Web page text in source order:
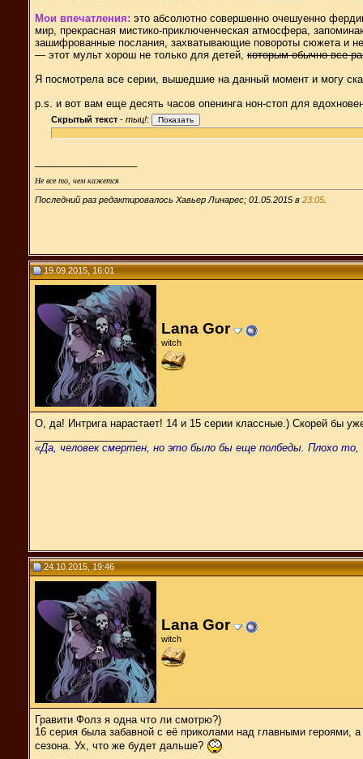
Мои впечатления: это абсолютно совершенно очешуенно
мир, прекрасная мистико-приключенческая атмосфера,
зашифрованные послания, захватывающие повороты сюжета и
— этот мульт хорош не только для детей, которым обычно все
Я посмотрела все серии, вышедшие на данный момент и могу
p.s. и вот вам еще десять часов опенинга нон-стоп для
Скрытый текст - тыц!:
Не все то, чем кажется
Последний раз редактировалось Хавьер Линарес; 01.05.2015 в 23:05
19.09.2015, 16:01
Lana Gor
witch
О, да! Интрига нарастает! 14 и 15 серии классные.) Скорей бы
«Да, человек смертен, но это было бы еще полбеды. Плохо
24.10.2015, 19:46
Lana Gor
witch
Гравити Фолз я одна что ли смотрю?)
16 серия была забавной с её приколами над главными героями,
сезона. Ух, что же будет дальше?